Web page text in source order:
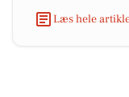
Læs hele